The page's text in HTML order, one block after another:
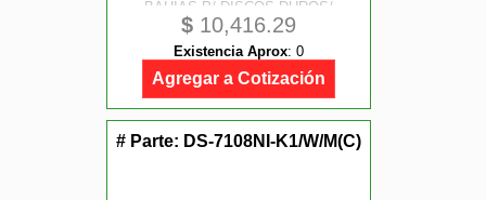
BAHIAS P/ DISCOS DUROS/
SMART H.265+/ 1 CANAL DE
RECONOCIMIENTO FACIAL/ SMD
PLUS/ RENDIMIENTO DE 256
MBPS/ QUICK
$ 10,416.29
Existencia Aprox: 0
Agregar a Cotización
# Parte: DS-7108NI-K1/W/M(C)